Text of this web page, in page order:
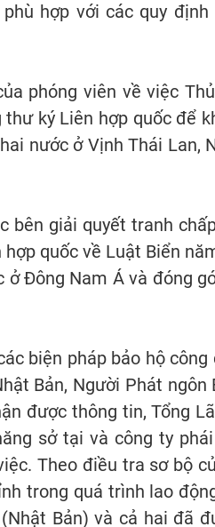
hợp với các quy
phóng viên về việc
ký Liên hợp quốc để
nước ở Vịnh Thái Lan,
bên giải quyết tranh
quốc về Luật Biển
ở Đông Nam Á và đóng
biện pháp bảo hộ
Bản, Người Phát
được thông tin, Tổng
sở tại và công ty
Theo điều tra sơ bộ
trong quá trình lao
Bản) và cả hai đã